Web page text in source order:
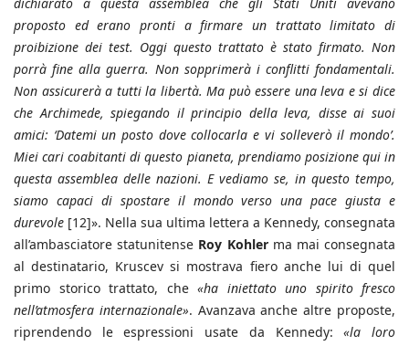
proposto ed erano pronti a firmare un trattato limitato di
proibizione dei test. Oggi questo trattato è stato firmato. Non
porrà fine alla guerra. Non sopprimerà i conflitti fondamentali.
Non assicurerà a tutti la libertà. Ma può essere una leva e si dice
che Archimede, spiegando il principio della leva, disse ai suoi
amici: ‘Datemi un posto dove collocarla e vi solleverò il mondo’.
Miei cari coabitanti di questo pianeta, prendiamo posizione qui in
questa assemblea delle nazioni. E vediamo se, in questo tempo,
siamo capaci di spostare il mondo verso una pace giusta e
durevole [12]». Nella sua ultima lettera a Kennedy, consegnata
all’ambasciatore statunitense Roy Kohler ma mai consegnata
al destinatario, Kruscev si mostrava fiero anche lui di quel
primo storico trattato, che «ha iniettato uno spirito fresco
nell’atmosfera internazionale». Avanzava anche altre proposte,
riprendendo le espressioni usate da Kennedy:«la loro